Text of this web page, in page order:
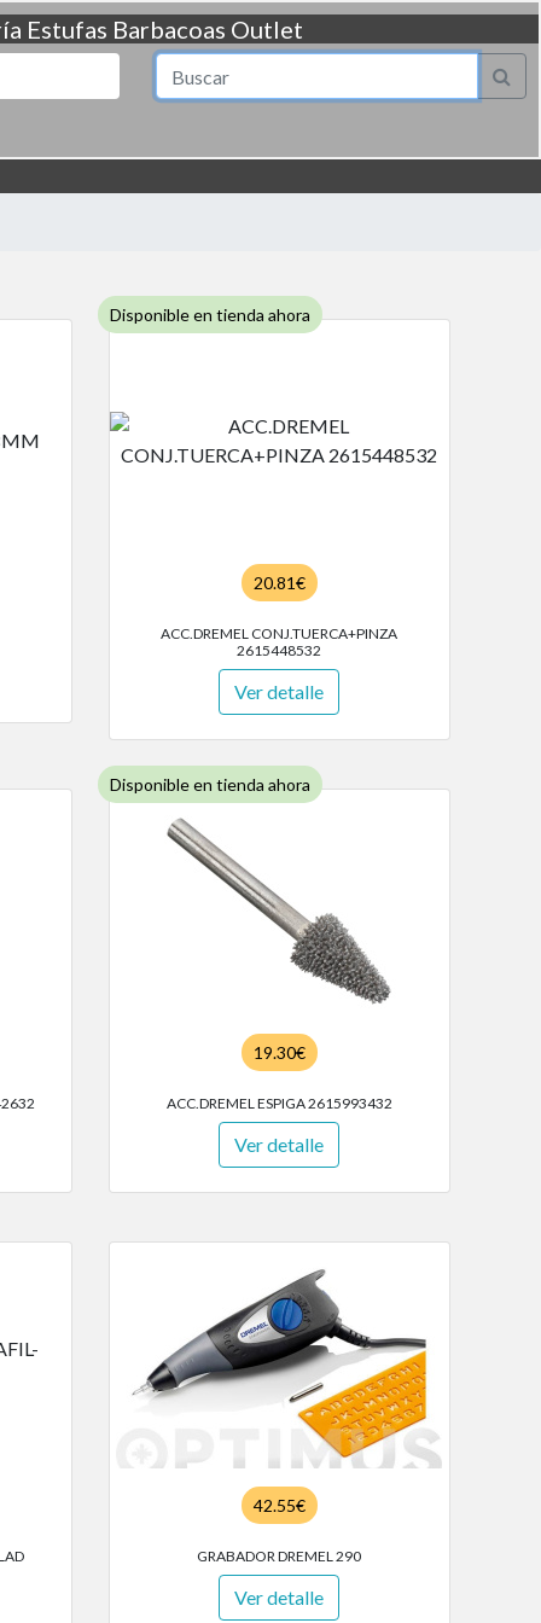
Estufas Barbacoas Outlet
Disponible en tienda ahora
20.81€
ACC.DREMEL CONJ.TUERCA+PINZA
2615448532
Ver detalle
Disponible en tienda ahora
19.30€
ACC.DREMEL ESPIGA 2615993432
Ver detalle
42.55€
GRABADOR DREMEL 290
Ver detalle